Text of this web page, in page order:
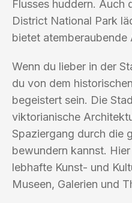
Flusses huddern. Auch
District National Park
bietet atemberaubende
Wenn du lieber in der
du von dem
begeistert sein. Die
viktorianische
Spaziergang durch die
bewundern kannst.
lebhafte Kunst- und
Museen, Galerien und